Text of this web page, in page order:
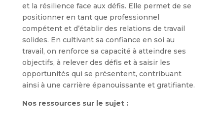
et la résilience face aux défis. Elle permet de se
positionner en tant que professionnel
compétent et d’établir des relations de travail
solides. En cultivant sa confiance en soi au
travail, on renforce sa capacité à atteindre ses
objectifs, à relever des défis et à saisir les
opportunités qui se présentent, contribuant
ainsi à une carrière épanouissante et gratifiante.
Nos ressources sur le sujet :